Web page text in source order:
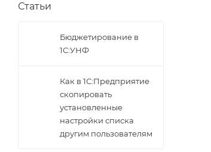
Статьи
Бюджетирование в
1С:УНФ
Как в 1С:Предприятие
скопировать
установленные
настройки списка
другим пользователям